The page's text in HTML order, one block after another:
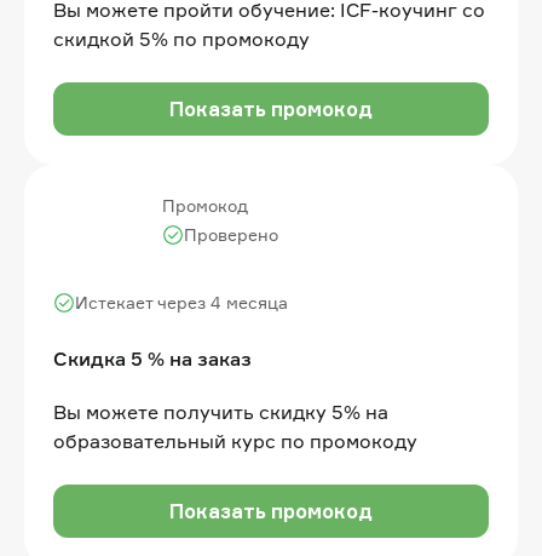
Вы можете пройти обучение: ICF-коучинг со
скидкой 5% по промокоду
Показать промокод
Промокод
Скидка 5 % на заказ
Истекает через 4 месяца
Проверено
Вы можете получить скидку 5% на
образовательный курс по промокоду
Показать промокод